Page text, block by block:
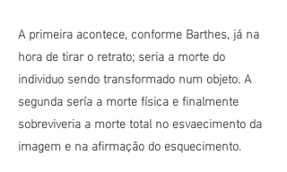
A primeira acontece, conforme Barthes, já na
hora de tirar o retrato; seria a morte do
individuo sendo transformado num objeto. A
segunda sería a morte física e finalmente
sobreviveria a morte total no esvaecimento da
imagem e na afirmação do esquecimento.